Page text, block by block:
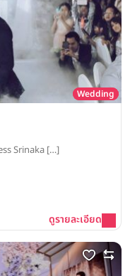
Wedding
Srinaka […]
ดูรายละเอียด